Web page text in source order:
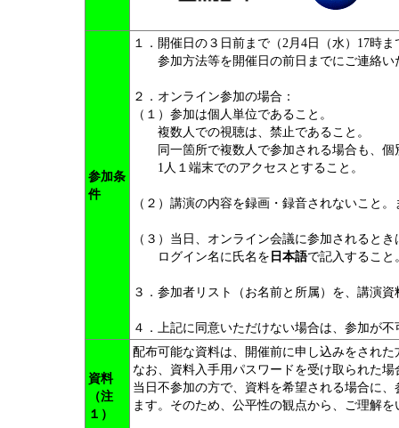
参加条
件
１．開催日の３日前まで（2月4日（水）17時
参加方法等を開催日の前日までにご連絡い
２．オンライン参加の場合：
（１）参加は個人単位であること。
複数人での視聴は、禁止であること。
同一箇所で複数人で参加される場合も、個
1人１端末でのアクセスとすること。
（２）講演の内容を録画・録音されないこと
（３）当日、オンライン会議に参加されると
ログイン名に氏名を 日本語で記入すること
３．参加者リスト（お名前と所属）を、講演
４．上記に同意いただけない場合は、参加が
資料
（注
１）
配布可能な資料は、開催前に申し込みをされた
なお、資料入手用パスワードを受け取られた
当日不参加の方で、資料を希望される場合に
ます。そのため、公平性の観点から、ご理解